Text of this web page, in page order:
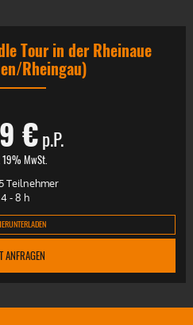
Tour in der Rheinaue
Rheingau)
€p.P.
19% MwSt.
Teilnehmer
4 - 8 h
ANFRAGEN